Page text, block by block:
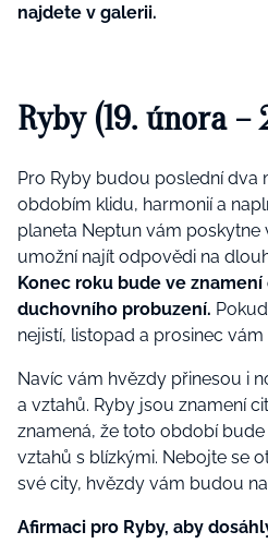
najdete v galerii.
Ryby (19. února –
Pro Ryby budou poslední dva
obdobím klidu, harmonií a
planeta Neptun vám poskytne
umožní najít odpovědi na
Konec roku bude ve
duchovního probuzení.
nejistí, listopad a prosinec
Navíc vám hvězdy přinesou i
a vztahů. Ryby jsou znamení
znamená, že toto období
vztahů s blízkými. Nebojte se
své city, hvězdy vám budou
Afirmaci pro Ryby, aby